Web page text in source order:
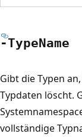
-TypeName
Gibt die Typen
Typdaten löscht.
vollständige